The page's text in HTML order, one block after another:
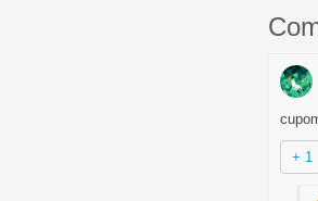
+ 1